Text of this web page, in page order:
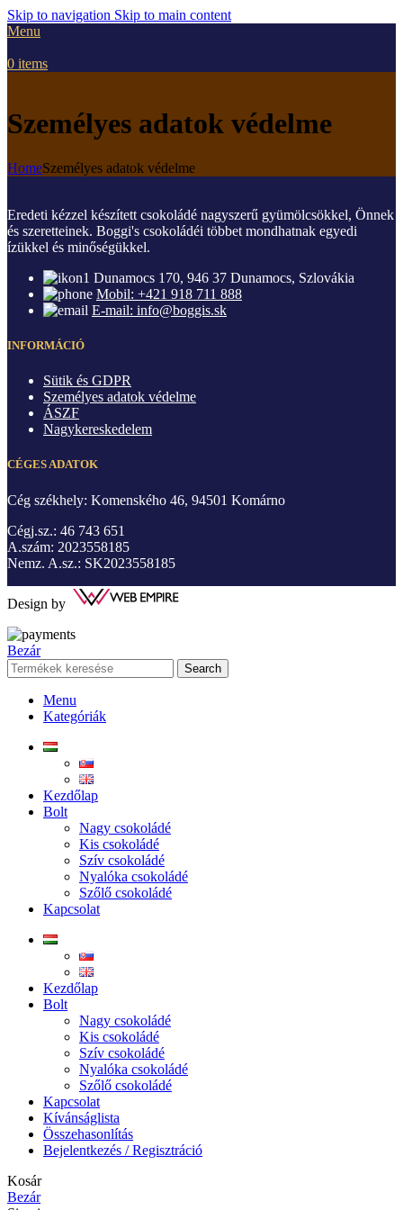
Skip to navigation Skip to main content
Menu
0 items
Személyes adatok védelme
HomeSzemélyes adatok védelme
Eredeti kézzel készített csokoládé nagyszerű gyümölcsökkel, Önnek
és szeretteinek. Boggi's csokoládéi többet mondhatnak egyedi
ízükkel és minőségükkel.
Dunamocs 170, 946 37 Dunamocs, Szlovákia
Mobil: +421 918 711 888
E-mail: info@boggis.sk
INFORMÁCIÓ
Sütik és GDPR
Személyes adatok védelme
ÁSZF
Nagykereskedelem
CÉGES ADATOK
Cég székhely: Komenského 46, 94501 Komárno
Cégj.sz.: 46 743 651
A.szám: 2023558185
Nemz. A.sz.: SK2023558185
Design by
Bezár
Search
Menu
Kategóriák
Kezdőlap
Bolt
Nagy csokoládé
Kis csokoládé
Szív csokoládé
Nyalóka csokoládé
Szőlő csokoládé
Kapcsolat
Kezdőlap
Bolt
Nagy csokoládé
Kis csokoládé
Szív csokoládé
Nyalóka csokoládé
Szőlő csokoládé
Kapcsolat
Kívánságlista
Összehasonlítás
Bejelentkezés / Regisztráció
Kosár
Bezár